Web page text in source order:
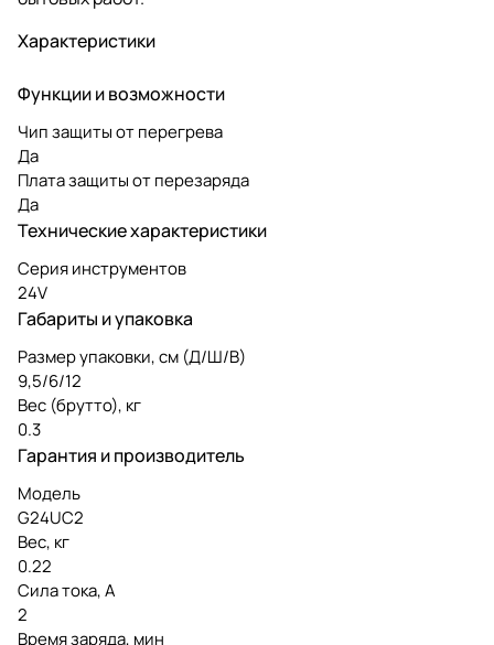
Характеристики
Функции и возможности
Чип защиты от перегрева
Да
Плата защиты от перезаряда
Да
Технические характеристики
Серия инструментов
24V
Габариты и упаковка
Размер упаковки, см (Д/Ш/В)
9,5/6/12
Вес (брутто), кг
0.3
Гарантия и производитель
Модель
G24UC2
Вес, кг
0.22
Сила тока, А
2
Время заряда, мин